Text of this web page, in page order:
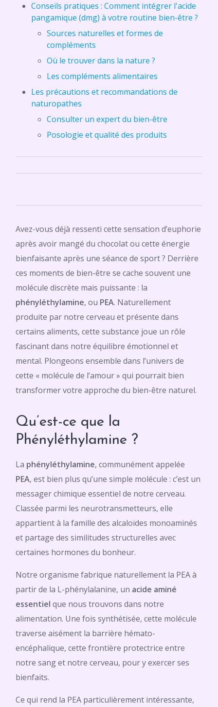
Conseils pratiques : Comment intégrer l'acide
pangamique (dmg) à votre routine bien-être ?
Sources naturelles et formes de
compléments
Où le trouver dans la nature ?
Les compléments alimentaires
Les précautions et recommandations de
naturopathes
Consulter un expert du bien-être
Posologie et qualité des produits
Avez-vous déjà ressenti cette sensation d’euphorie
après avoir mangé du chocolat ou cette énergie
bienfaisante après une séance de sport ? Derrière
ces moments de bien-être se cache souvent une
molécule discrète mais puissante : la
phényléthylamine, ou PEA. Naturellement
produite par notre cerveau et présente dans
certains aliments, cette substance joue un rôle
fascinant dans notre équilibre émotionnel et
mental. Plongeons ensemble dans l’univers de
cette « molécule de l’amour » qui pourrait bien
transformer votre approche du bien-être naturel.
Qu’est-ce que la
Phényléthylamine ?
La phényléthylamine, communément appelée
PEA, est bien plus qu’une simple molécule : c’est un
messager chimique essentiel de notre cerveau.
Classée parmi les neurotransmetteurs, elle
appartient à la famille des alcaloïdes monoaminés
et partage des similitudes structurelles avec
certaines hormones du bonheur.
Notre organisme fabrique naturellement la PEA à
partir de la L-phénylalanine, un acide aminé
essentiel que nous trouvons dans notre
alimentation. Une fois synthétisée, cette molécule
traverse aisément la barrière hémato-
encéphalique, cette frontière protectrice entre
notre sang et notre cerveau, pour y exercer ses
bienfaits.
Ce qui rend la PEA particulièrement intéressante,